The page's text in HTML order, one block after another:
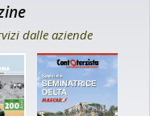
dalle aziende